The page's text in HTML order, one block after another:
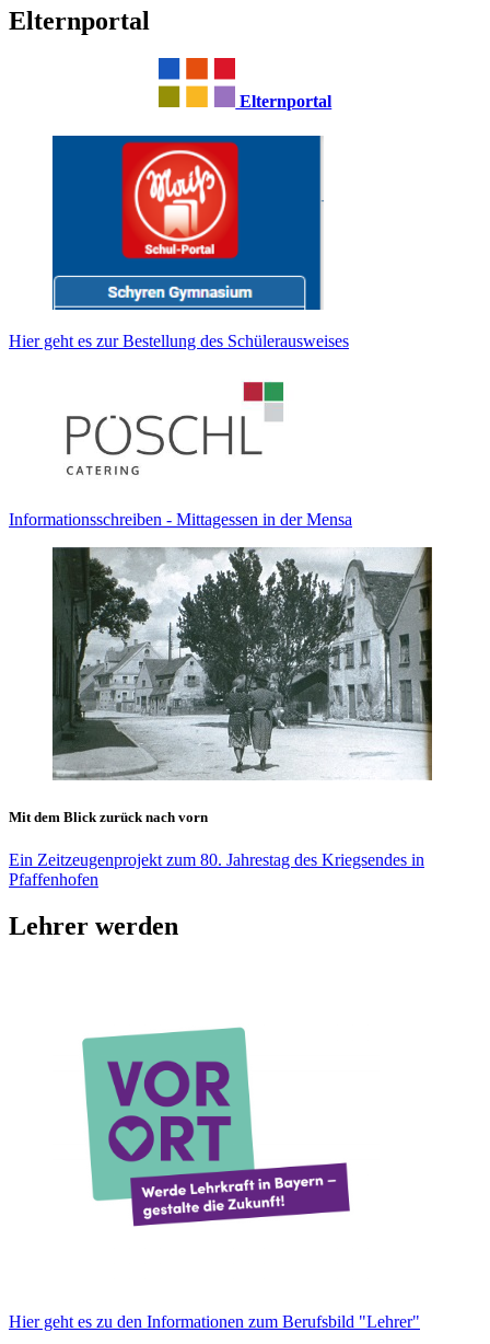
Elternportal
Elternportal
Hier geht es zur Bestellung des Schülerausweises
Informationsschreiben - Mittagessen in der Mensa
Mit dem Blick zurück nach vorn
Ein Zeitzeugenprojekt zum 80. Jahrestag des Kriegsendes in
Pfaffenhofen
Lehrer werden
Hier geht es zu den Informationen zum Berufsbild "Lehrer"